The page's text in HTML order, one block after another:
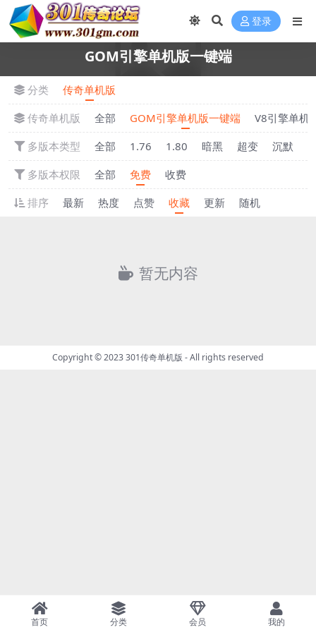
登录
GOM引擎单机版一键端
分类
传奇单机版
传奇单机版
全部 GOM引擎单机版一键端
V8引擎单机
多版本类型
全部 1.76 1.80 暗黑 超变 沉默
多版本权限
全部 免费
收费
排序
最新 热度 点赞 收藏 更新 随机
暂无内容
Copyright © 2023301传奇单机版 - All rights reserved
首页 分类 会员 我的